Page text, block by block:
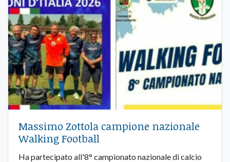
Massimo Zottola campione nazionale
Walking Football
Ha partecipato all'8° campionato nazionale di calcio